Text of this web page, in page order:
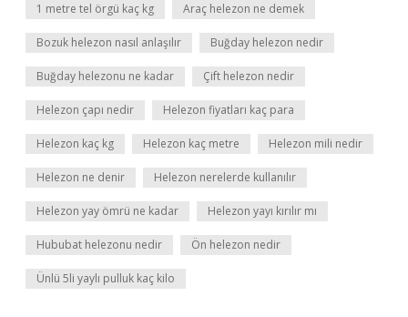
1 metre tel örgü kaç kg Araç helezon ne demek
Bozuk helezon nasıl anlaşılır Buğday helezon nedir
Buğday helezonu ne kadar Çift helezon nedir
Helezon çapı nedir Helezon fiyatları kaç para
Helezon kaç kg Helezon kaç metre Helezon mili nedir
Helezon ne denir Helezon nerelerde kullanılır
Helezon yay ömrü ne kadar Helezon yayı kırılır mı
Hububat helezonu nedir Ön helezon nedir
Ünlü 5li yaylı pulluk kaç kilo